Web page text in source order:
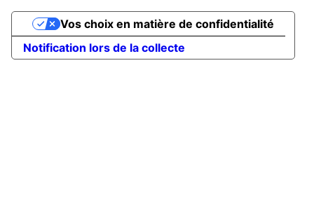
Notification lors de la collecte
Vos choix en matière de confidentialité